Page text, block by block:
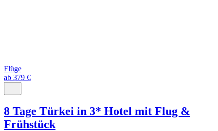
Flüge
ab 379 €
8 Tage Türkei in 3* Hotel mit Flug &
Frühstück